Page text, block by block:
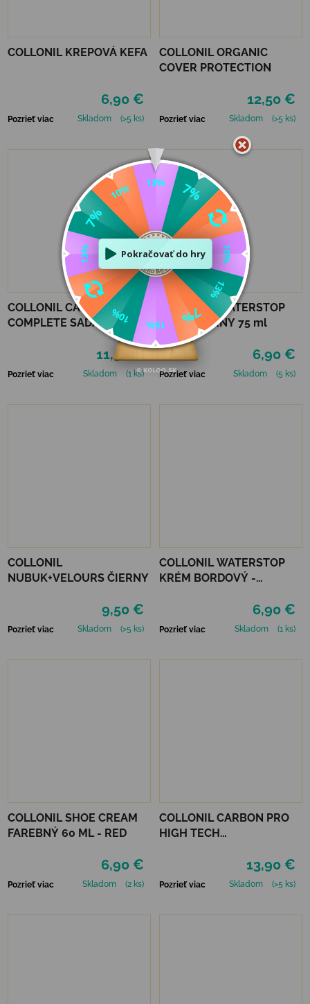
COLLONIL KREPOVÁ KEFA
6,90 €
Pozrieť viac Skladom (>5 ks)
COLLONIL ORGANIC
COVER PROTECTION
12,50 €
Pozrieť viac Skladom (>5 ks)
COLLONIL CARBON
COMPLETE SADA
11,50 €
Pozrieť viac Skladom (1 ks)
COLLONIL WATERSTOP
KRÉM ČIERNY 75 ml
6,90 €
Pozrieť viac Skladom (5 ks)
COLLONIL
NUBUK+VELOURS ČIERNY
9,50 €
Pozrieť viac Skladom (>5 ks)
COLLONIL WATERSTOP
KRÉM BORDOVÝ -
6,90 €
Pozrieť viac Skladom (1 ks)
COLLONIL SHOE CREAM
FAREBNÝ 60 ML - RED
6,90 €
Pozrieť viac Skladom (2 ks)
COLLONIL CARBON PRO
HIGH TECH
13,90 €
Pozrieť viac Skladom (>5 ks)